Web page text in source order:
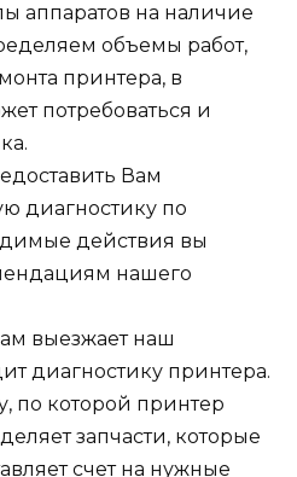
аппаратов на наличие
объемы работ,
принтера, в
потребоваться и
Вам
диагностику по
действия вы
нашего
выезжает наш
диагностику принтера.
по которой принтер
запчасти, которые
счет на нужные